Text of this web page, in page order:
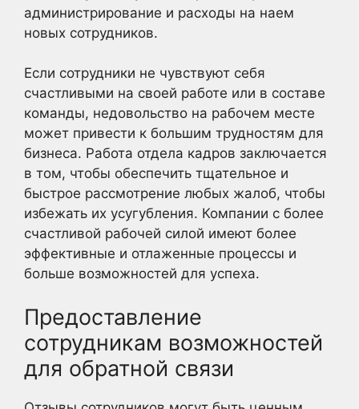
администрирование и расходы на наем
новых сотрудников.
Если сотрудники не чувствуют себя
счастливыми на своей работе или в составе
команды, недовольство на рабочем месте
может привести к большим трудностям для
бизнеса. Работа отдела кадров заключается
в том, чтобы обеспечить тщательное и
быстрое рассмотрение любых жалоб, чтобы
избежать их усугубления. Компании с более
счастливой рабочей силой имеют более
эффективные и отлаженные процессы и
больше возможностей для успеха.
Предоставление
сотрудникам возможностей
для обратной связи